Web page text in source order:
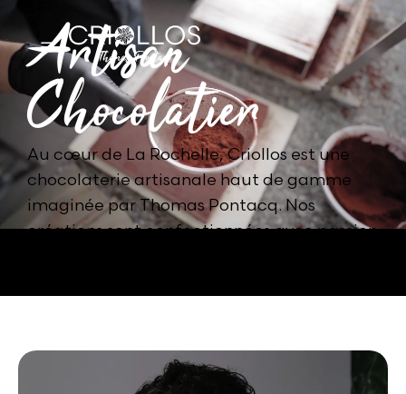
Découvrir
Nos chocolats
Histoire
Offres PROS
Espace client
Artisan
Chocolatier
Au cœur de La Rochelle, Criollos est une
chocolaterie artisanale haut de gamme
imaginée par Thomas Pontacq. Nos
créations sont confectionnées avec passion